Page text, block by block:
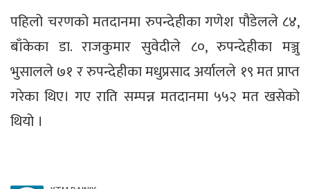
पहिलो चरणको मतदानमा रुपन्देहीका गणेश पौडेलले ८४,
बाँकेका डा. राजकुमार सुवेदीले ८०, रुपन्देहीका मञ्जु
भुसालले ७१ र रुपन्देहीका मधुप्रसाद अर्यालले १९ मत प्राप्त
गरेका थिए। गए राति सम्पन्न मतदानमा ५५२ मत खसेको
थियो ।